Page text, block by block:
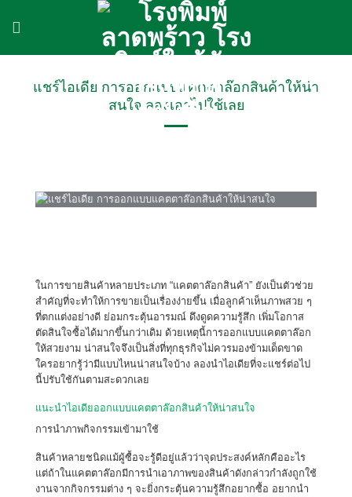
เนื้อหา
แชร์ไอเดีย การออกแบบแคตตาล๊อกสินค้าให้น่า
สนใจ ลองเอาไปใช้เลย
ในการขายสินค้าหลายประเภท “แคตตาล๊อกสินค้า” ยังเป็นตัวช่วย
สำคัญที่จะทำให้การขายเป็นเรื่องง่ายขึ้น เมื่อลูกค้าเห็นภาพสวย ๆ
ที่ตกแต่งอย่างดี ย่อมกระตุ้นอารมณ์ ดึงดูดความรู้สึก เพิ่มโอกาส
ตัดสินใจซื้อได้มากขึ้นกว่าเดิม ด้วยเหตุนี้การออกแบบแคตตาล๊อก
ให้สวยงาม น่าสนใจจึงเป็นสิ่งที่ทุกธุรกิจไม่ควรมองข้ามเด็ดขาด
ใครอยากรู้ว่ามีแบบไหนน่าสนใจบ้าง ลองนำไอเดียที่จะแชร์ต่อไป
นี้ปรับใช้กันตามสะดวกเลย
แนะนำไอเดียออกแบบแคตตาล๊อกสินค้าให้น่าสนใจ
การนำภาพกิจกรรมเข้ามาใช้
สินค้าหลายชนิดแม้ผู้ซื้อจะรู้ดีอยู่แล้วว่าจุดประสงค์หลักคืออะไร
แต่ถ้าในแคตตาล๊อกมีการนำเอาภาพของสินค้าดังกล่าวกำลังถูกใช้
งานจากกิจกรรมต่าง ๆ จะยิ่งกระตุ้นความรู้สึกอยากซื้อ อยากนำ